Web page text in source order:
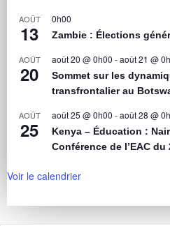
AOÛT
13
0h00
Zambie : Élections
AOÛT
20
août 20 @ 0h00 -août 21 @
Sommet sur les
transfrontalier au
AOÛT
25
août 25 @ 0h00 -août 28 @
Kenya – Éducation :
Conférence de l’EAC du
Voir le calendrier